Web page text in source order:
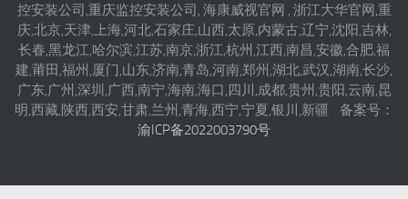
控安装公司,重庆监控安装公司, 海康威视官网 , 浙江大华官网,重
庆,北京,天津,上海,河北,石家庄,山西,太原,内蒙古,辽宁,沈阳,吉林,
长春,黑龙江,哈尔滨,江苏,南京,浙江,杭州,江西,南昌,安徽,合肥,福
建,莆田,福州,厦门,山东,济南,青岛,河南,郑州,湖北,武汉,湖南,长沙,
广东,广州,深圳,广西,南宁,海南,海口,四川,成都,贵州,贵阳,云南,昆
明,西藏,陕西,西安,甘肃,兰州,青海,西宁,宁夏,银川,新疆 备案号：
渝ICP备2022003790号